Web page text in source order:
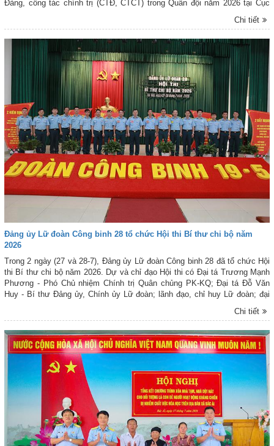
Đảng, công tác chính trị (CTĐ, CTCT) trong Quân đội năm 2026 tại Cục
Chi tiết
Đảng ủy Lữ đoàn Công binh 28 tổ chức Hội thi Bí thư chi bộ năm
2026
Trong 2 ngày (27 và 28-7), Đảng ủy Lữ đoàn Công binh 28 đã tổ chức Hội
thi Bí thư chi bộ năm 2026. Dự và chỉ đạo Hội thi có Đại tá Trương Mạnh
Phương - Phó Chủ nhiệm Chính trị Quân chủng PK-KQ; Đại tá Đỗ Văn
Huy - Bí thư Đảng ủy, Chính ủy Lữ đoàn; lãnh đạo, chỉ huy Lữ đoàn; đại
biểu Phòng Tổ chức (Cục Chính trị, Quân chủng PK-KQ); lãnh đạo, chỉ
Chi tiết